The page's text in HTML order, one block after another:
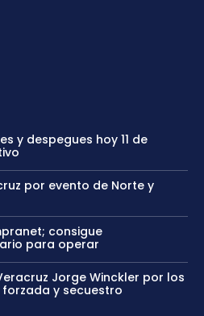
y despegues hoy 11 de
por evento de Norte y
consigue
para operar
Jorge Winckler por los
y secuestro